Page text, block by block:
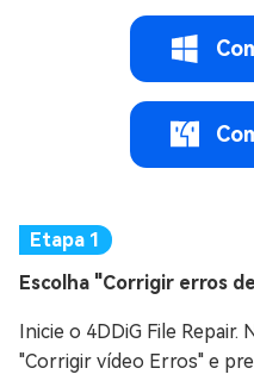
Escolha "Corrigir erros
Inicie o 4DDiG File
"Corrigir vídeo Erros" e